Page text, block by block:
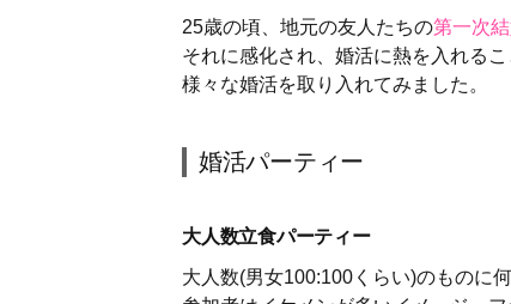
25歳の頃、地元の友人たちの第一次
それに感化され、婚活に熱を入れるこ
様々な婚活を取り入れてみました。
婚活パーティー
大人数立食パーティー
大人数(男女100:100くらい)のものに